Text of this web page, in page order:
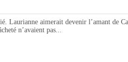
aimerait devenir l’amant de
n’avaient pas...